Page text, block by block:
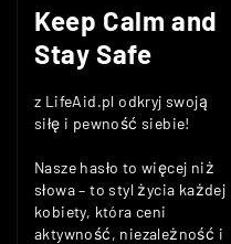
Keep Calm and
Stay Safe
z LifeAid.pl odkryj swoją
siłę i pewność siebie!
Nasze hasło to więcej niż
słowa – to styl życia każdej
kobiety, która ceni
aktywność, niezależność i